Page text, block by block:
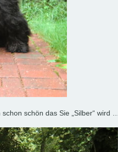
schön das Sie „Silber“ wird ….